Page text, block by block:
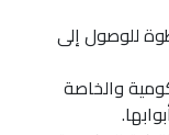
للوصول إلى
والخاصة